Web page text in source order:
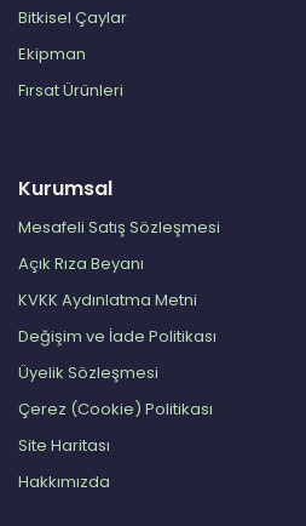
Bitkisel Çaylar
Ekipman
Fırsat Ürünleri
Kurumsal
Mesafeli Satış Sözleşmesi
Açık Rıza Beyanı
KVKK Aydınlatma Metni
Değişim ve İade Politikası
Üyelik Sözleşmesi
Çerez (Cookie) Politikası
Site Haritası
Hakkımızda